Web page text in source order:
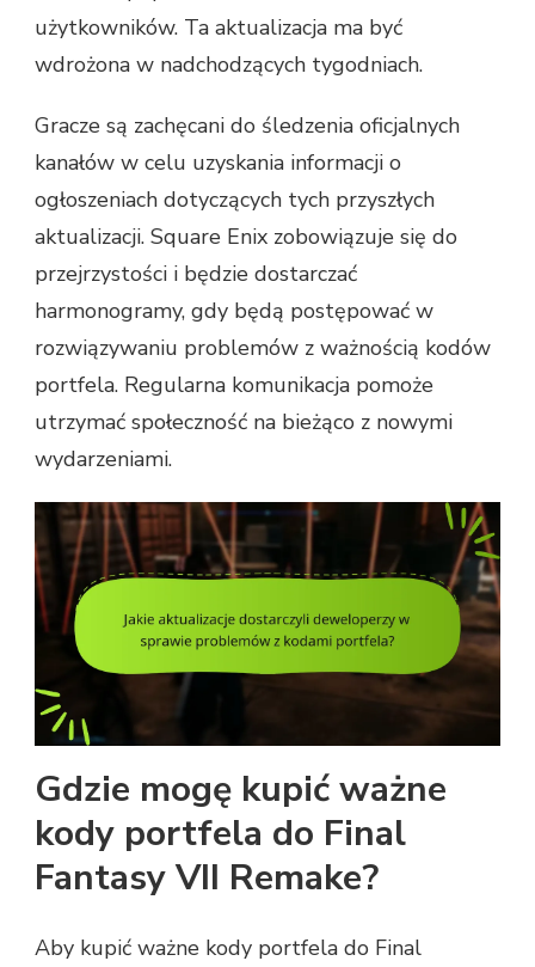
użytkowników. Ta aktualizacja ma być
wdrożona w nadchodzących tygodniach.
Gracze są zachęcani do śledzenia oficjalnych
kanałów w celu uzyskania informacji o
ogłoszeniach dotyczących tych przyszłych
aktualizacji. Square Enix zobowiązuje się do
przejrzystości i będzie dostarczać
harmonogramy, gdy będą postępować w
rozwiązywaniu problemów z ważnością kodów
portfela. Regularna komunikacja pomoże
utrzymać społeczność na bieżąco z nowymi
wydarzeniami.
Gdzie mogę kupić ważne
kody portfela do Final
Fantasy VII Remake?
Aby kupić ważne kody portfela do Final